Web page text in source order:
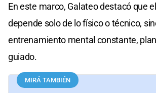
En este marco, Galateo destacó que
depende solo de lo físico o técnico,
entrenamiento mental constante,
guiado.
MIRÁ TAMBIÉN